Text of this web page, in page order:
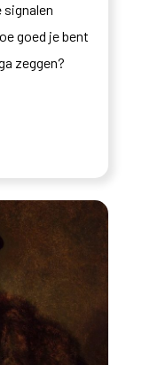
signalen
goed je bent
zeggen?